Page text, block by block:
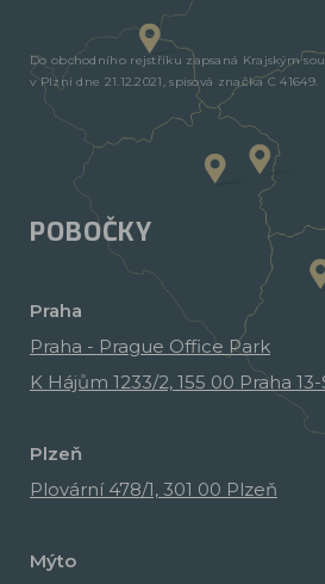
Do obchodního rejstříku zapsaná Krajským
v Plzni dne 21.12.2021, spisová značka C 41649.
POBOČKY
Praha
Praha - Prague Office Park
K Hájům 1233/2, 155 00 Praha
Plzeň
Plovární 478/1, 301 00 Plzeň
Mýto